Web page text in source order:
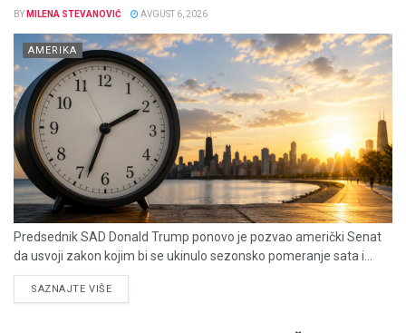
BY MILENA STEVANOVIĆ AVGUST 6, 2026
AMERIKA
Predsednik SAD Donald Trump ponovo je pozvao američki Senat
da usvoji zakon kojim bi se ukinulo sezonsko pomeranje sata i...
SAZNAJTE VIŠEDETAILS